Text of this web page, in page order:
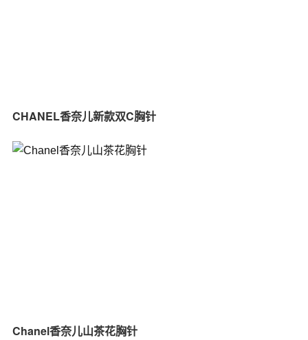
CHANEL香奈儿新款双C胸针
Chanel香奈儿山茶花胸针